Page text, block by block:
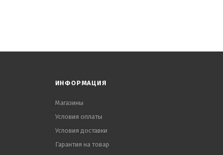
ИНФОРМАЦИЯ
Магазины
Условия оплаты
Условия доставки
Гарантия на товар